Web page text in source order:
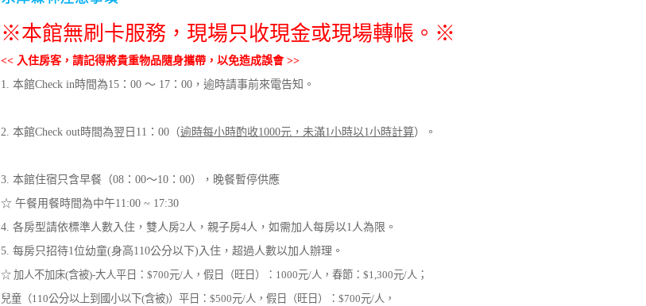
※本館無刷卡服務，現場只收現金或現場轉帳。※
<< 入住房客，請記得將貴重物品隨身攜帶，以免造成誤會 >>
1. 本館Check in時間為15：00 ～ 17：00，逾時請事前來電告知。
2. 本館Check out時間為翌日11：00（逾時每小時酌收1000元，未滿1小時以1小時計算）。
3. 本館住宿只含早餐（08：00～10：00），晚餐暫停供應
☆ 午餐用餐時間為中午11:00 ~ 17:30
4. 各房型請依標準人數入住，雙人房2人，親子房4人，如需加人每房以1人為限。
5. 每房只招待1位幼童(身高110公分以下)入住，超過人數以加人辦理。
☆ 加人不加床(含被)-大人平日：$700元/人，假日（旺日）：1000元/人，春節：$1,300元/人；
兒童（110公分以上到國小以下(含被)）平日：$500元/人，假日（旺日）：$700元/人，